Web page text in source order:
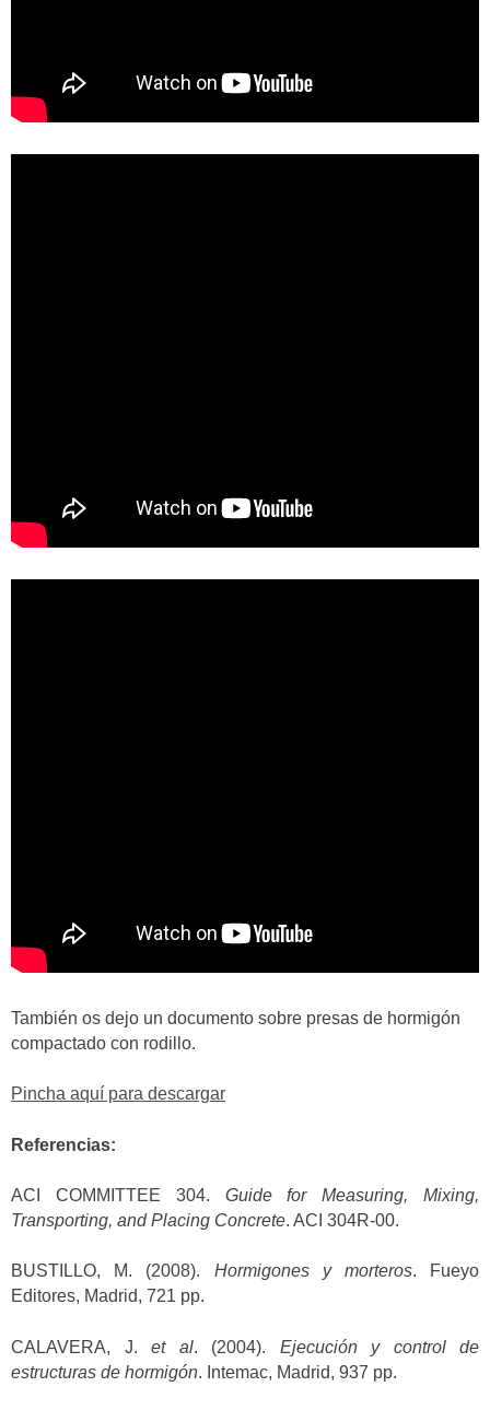
También os dejo un documento sobre presas de hormigón
compactado con rodillo.
Pincha aquí para descargar
Referencias:
ACI COMMITTEE 304. Guide for Measuring, Mixing,
Transporting, and Placing Concrete. ACI 304R-00.
BUSTILLO, M. (2008). Hormigones y morteros. Fueyo
Editores, Madrid, 721 pp.
CALAVERA, J. et al. (2004). Ejecución y control de
estructuras de hormigón. Intemac, Madrid, 937 pp.